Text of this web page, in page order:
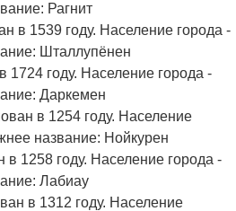
Рагнит
в 1539 году. Население города -
Шталлупёнен
1724 году. Население города -
Даркемен
в 1254 году. Население
название: Нойкурен
в 1258 году. Население города -
Лабиау
в 1312 году. Население